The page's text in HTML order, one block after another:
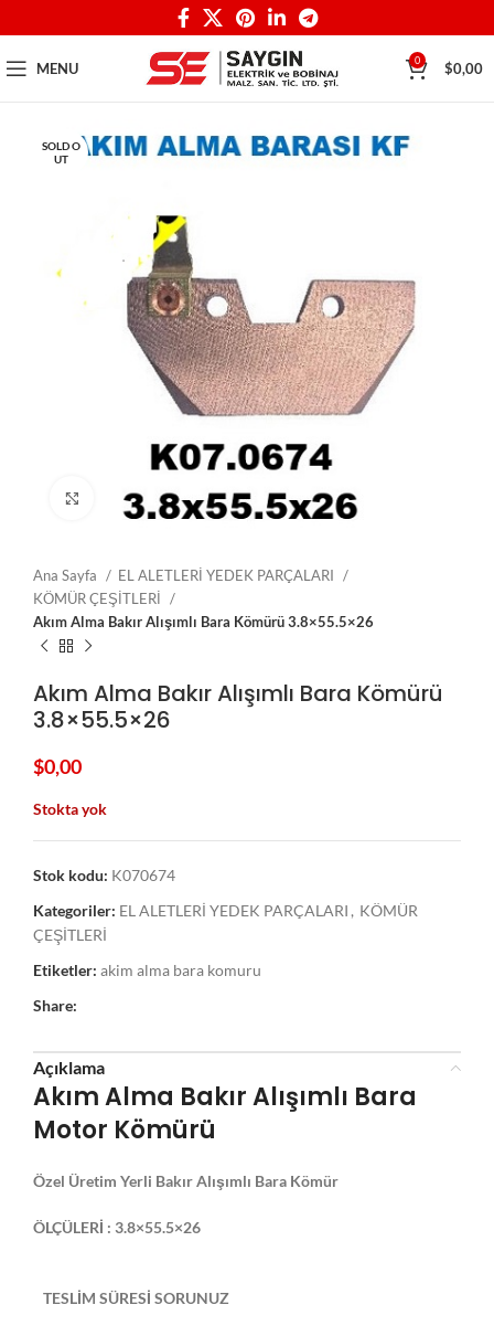
MENU 0 $0,00
SOLD O
UT
Click to enlarge
Ana Sayfa
EL ALETLERİ YEDEK PARÇALARI
KÖMÜR ÇEŞİTLERİ
Akım Alma Bakır Alışımlı Bara Kömürü 3.8×55.5×26
Akım Alma Bakır Alışımlı Bara Kömürü
3.8×55.5×26
$0,00
Stokta yok
Stok kodu: K070674
Kategoriler: EL ALETLERİ YEDEK PARÇALARI , KÖMÜR
ÇEŞİTLERİ
Etiketler: akim alma bara komuru
Share:
Açıklama
Akım Alma Bakır Alışımlı Bara
Motor Kömürü
Özel Üretim Yerli Bakır Alışımlı Bara Kömür
ÖLÇÜLERİ : 3.8×55.5×26
TESLİM SÜRESİ SORUNUZ